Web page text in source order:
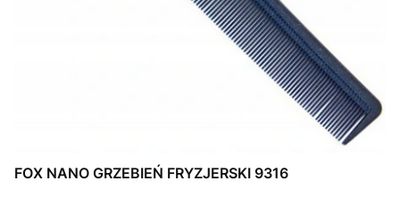
FOX NANO GRZEBIEŃ FRYZJERSKI 9316